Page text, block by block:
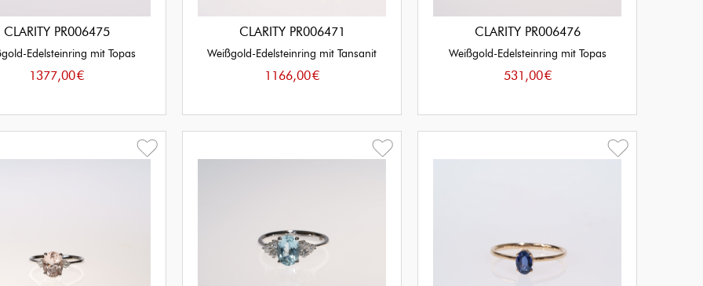
CLARITY PR006475
Edelsteinring mit Topas
1377,00€
CLARITY PR006471
Weißgold-Edelsteinring mit Tansanit
1166,00€
CLARITY PR006476
Weißgold-Edelsteinring mit Topas
531,00€